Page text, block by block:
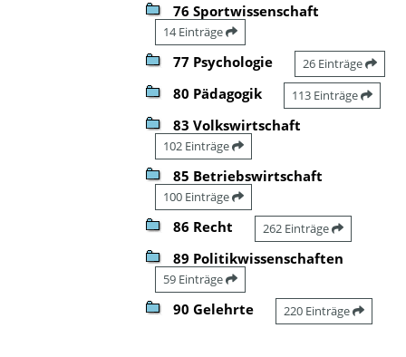
76 Sportwissenschaft
14 Einträge
77 Psychologie 26 Einträge
80 Pädagogik 113 Einträge
83 Volkswirtschaft
102 Einträge
85 Betriebswirtschaft
100 Einträge
86 Recht 262 Einträge
89 Politikwissenschaften
59 Einträge
90 Gelehrte 220 Einträge